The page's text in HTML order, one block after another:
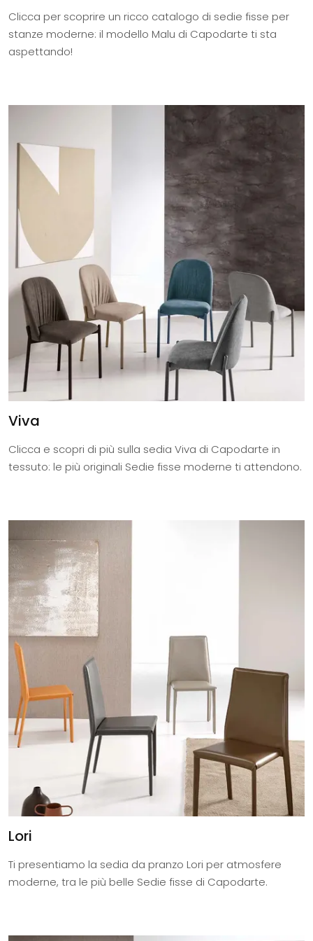
Clicca per scoprire un ricco catalogo di sedie fisse per
stanze moderne: il modello Malu di Capodarte ti sta
aspettando!
Viva
Clicca e scopri di più sulla sedia Viva di Capodarte in
tessuto: le più originali Sedie fisse moderne ti attendono.
Lori
Ti presentiamo la sedia da pranzo Lori per atmosfere
moderne, tra le più belle Sedie fisse di Capodarte.